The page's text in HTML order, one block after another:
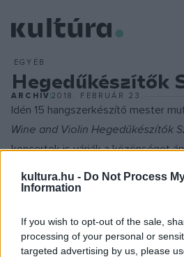
kultura.hu - Do Not Process
Information
If you wish to opt-out of the sale,
processing of your personal or
targeted advertising by us, please
EGYÉB
Hegedűkészítők
ARCHÍV2018. FEBRUÁR 23.
Idén 15 hangszerkészítő mester
Wine and Violin Hegedűkészítők
koncertek is várják a közönséget
Budai Zeneházban. Két
Katalin hegedűművész és Kokas
RavelSzonáta hegedűre és
ZoltánDuó hegedűre és